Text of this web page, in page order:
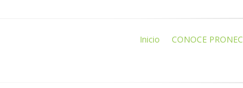
Inicio CONOCE PRONEC